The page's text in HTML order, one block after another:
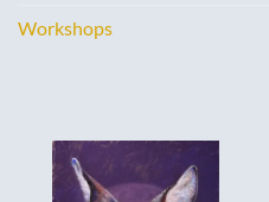
Workshops